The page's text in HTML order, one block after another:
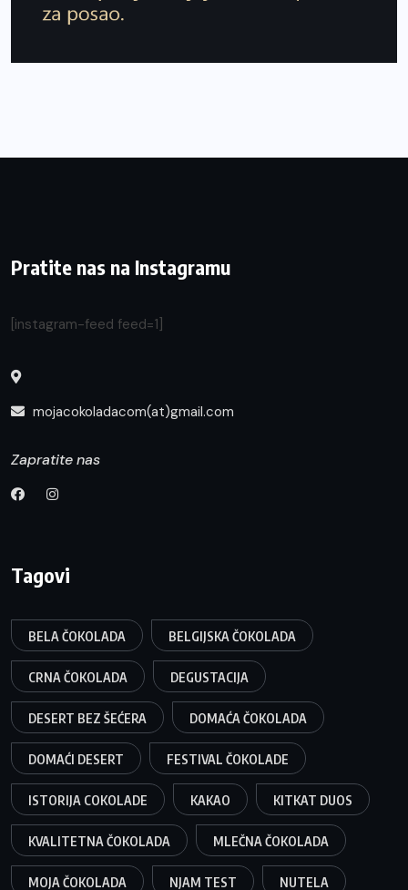
Pratite nas na Instagramu
[instagram-feed feed=1]
mojacokoladacom(at)gmail.com
Zapratite nas
Tagovi
BELA ČOKOLADA BELGIJSKA ČOKOLADA
CRNA ČOKOLADA DEGUSTACIJA
DESERT BEZ ŠEĆERA DOMAĆA ČOKOLADA
DOMAĆI DESERT FESTIVAL ČOKOLADE
ISTORIJA COKOLADE KAKAO KITKAT DUOS
KVALITETNA ČOKOLADA MLEČNA ČOKOLADA
MOJA ČOKOLADA NJAM TEST NUTELA